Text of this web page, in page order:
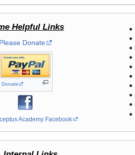
Helpful Links
Please Donate
Donate
Academy Facebook